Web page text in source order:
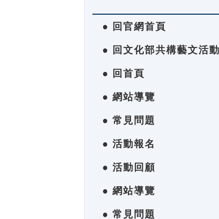
● 回官網首頁
● 回文化部共構藝文活
● 回首頁
● 網站導覽
● 常見問題
● 活動報名
● 活動回顧
● 網站導覽
● 常見問題